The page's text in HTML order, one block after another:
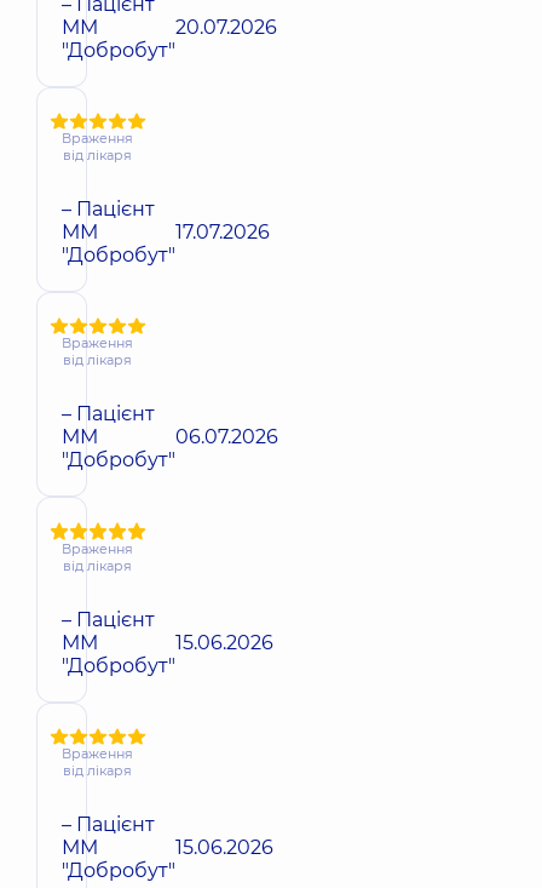
ММ
"Добробут"
20.07.2026
Враження
від лікаря
– Пацієнт
ММ
"Добробут"
17.07.2026
Враження
від лікаря
– Пацієнт
ММ
"Добробут"
06.07.2026
Враження
від лікаря
– Пацієнт
ММ
"Добробут"
15.06.2026
Враження
від лікаря
– Пацієнт
ММ
"Добробут"
15.06.2026